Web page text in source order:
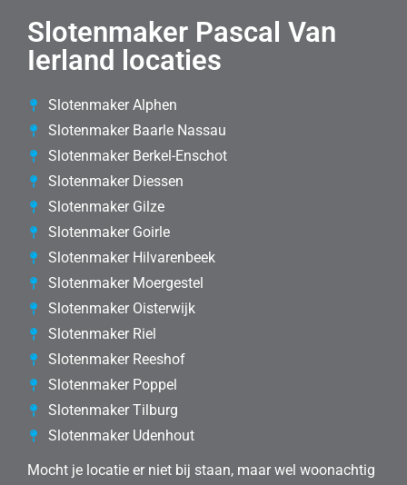
Slotenmaker Pascal Van
Ierland locaties
Slotenmaker Alphen
Slotenmaker Baarle Nassau
Slotenmaker Berkel-Enschot
Slotenmaker Diessen
Slotenmaker Gilze
Slotenmaker Goirle
Slotenmaker Hilvarenbeek
Slotenmaker Moergestel
Slotenmaker Oisterwijk
Slotenmaker Riel
Slotenmaker Reeshof
Slotenmaker Poppel
Slotenmaker Tilburg
Slotenmaker Udenhout
Mocht je locatie er niet bij staan, maar wel woonachtig